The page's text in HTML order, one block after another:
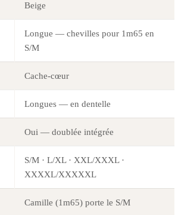
Beige
Longue — chevilles pour 1m65 en
S/M
Cache-cœur
Longues — en dentelle
Oui — doublée intégrée
S/M · L/XL · XXL/XXXL ·
XXXXL/XXXXXL
Camille (1m65) porte le S/M